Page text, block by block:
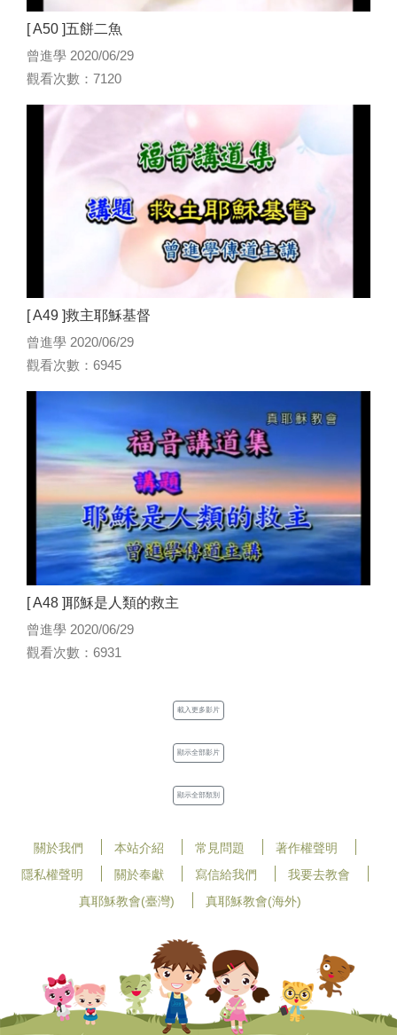
[ A50 ]五餅二魚
曾進學 2020/06/29
觀看次數：7120
[ A49 ]救主耶穌基督
曾進學 2020/06/29
觀看次數：6945
[ A48 ]耶穌是人類的救主
曾進學 2020/06/29
觀看次數：6931
載入更多影片
顯示全部影片
顯示全部類別
關於我們 本站介紹 常見問題
著作權聲明
隱私權聲明
關於奉獻 寫信給我們
我要去教會
真耶穌教會(臺灣)
真耶穌教會(海外)